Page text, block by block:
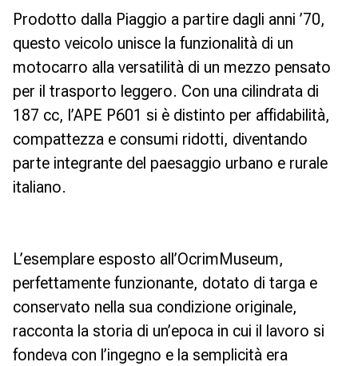
Prodotto dalla Piaggio a partire dagli anni ’70,
questo veicolo unisce la funzionalità di un
motocarro alla versatilità di un mezzo pensato
per il trasporto leggero. Con una cilindrata di
187 cc, l’APE P601 si è distinto per affidabilità,
compattezza e consumi ridotti, diventando
parte integrante del paesaggio urbano e rurale
italiano.
L’esemplare esposto all’OcrimMuseum,
perfettamente funzionante, dotato di targa e
conservato nella sua condizione originale,
racconta la storia di un’epoca in cui il lavoro si
fondeva con l’ingegno e la semplicità era